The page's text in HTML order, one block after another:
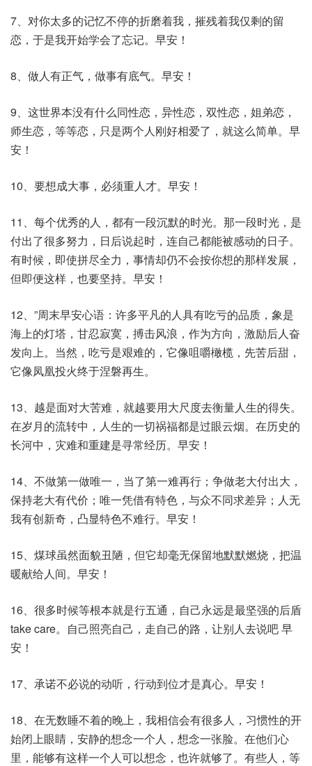
7、对你太多的记忆不停的折磨着我，摧残着我仅剩的留
恋，于是我开始学会了忘记。早安！
8、做人有正气，做事有底气。早安！
9、这世界本没有什么同性恋，异性恋，双性恋，姐弟恋，
师生恋，等等恋，只是两个人刚好相爱了，就这么简单。早
安！
10、要想成大事，必须重人才。早安！
11、每个优秀的人，都有一段沉默的时光。那一段时光，是
付出了很多努力，日后说起时，连自己都能被感动的日子。
有时候，即使拼尽全力，事情却仍不会按你想的那样发展，
但即便这样，也要坚持。早安！
12、”周末早安心语：许多平凡的人具有吃亏的品质，象是
海上的灯塔，甘忍寂寞，搏击风浪，作为方向，激励后人奋
发向上。当然，吃亏是艰难的，它像咀嚼橄榄，先苦后甜，
它像凤凰投火终于涅磐再生。
13、越是面对大苦难，就越要用大尺度去衡量人生的得失。
在岁月的流转中，人生的一切祸福都是过眼云烟。在历史的
长河中，灾难和重建是寻常经历。早安！
14、不做第一做唯一，当了第一难再行；争做老大付出大，
保持老大有代价；唯一凭借有特色，与众不同求差异；人无
我有创新奇，凸显特色不难行。早安！
15、煤球虽然面貌丑陋，但它却毫无保留地默默燃烧，把温
暖献给人间。早安！
16、很多时候等根本就是行五通，自己永远是最坚强的后盾
take care。自己照亮自己，走自己的路，让别人去说吧 早
安！
17、承诺不必说的动听，行动到位才是真心。早安！
18、在无数睡不着的晚上，我相信会有很多人，习惯性的开
始闭上眼睛，安静的想念一个人，想念一张脸。在他们心
里，能够有这样一个人可以想念，也许就够了。有些人，等